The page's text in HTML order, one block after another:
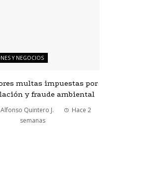
Y NEGOCIOS
multas impuestas por
y fraude ambiental
Quintero J.
Hace 2
semanas